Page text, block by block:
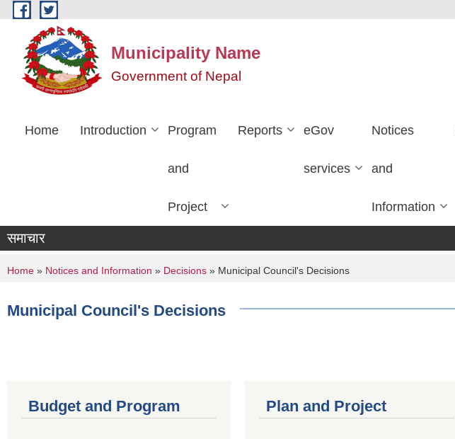
Skip to main content
Municipality Name
Government of Nepal
Home Introduction Program
and
Project
Reports eGov
services
Notices
and
Information
समाचार
You are here
Home » Notices and Information » Decisions » Municipal Council's Decisions
Municipal Council's Decisions
Budget and Program Plan and Project